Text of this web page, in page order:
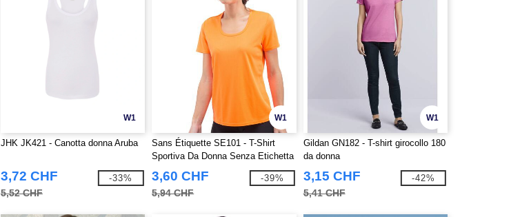
W1
JHK JK421 - Canotta donna Aruba
3,72 CHF
5,52 CHF
-33%
W1
Sans Étiquette SE101 - T-Shirt
Sportiva Da Donna Senza Etichetta
3,60 CHF
5,94 CHF
-39%
W1
Gildan GN182 - T-shirt girocollo 180
da donna
3,15 CHF
5,41 CHF
-42%